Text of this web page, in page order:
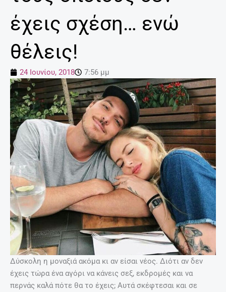
έχεις σχέση… ενώ
θέλεις!
24 Ιουνίου, 2018 7:56 μμ
Δύσκολη η μοναξιά ακόμα κι αν είσαι νέος. Διότι αν δεν
έχεις τώρα ένα αγόρι να κάνεις σεξ, εκδρομές και να
περνάς καλά πότε θα το έχεις; Αυτά σκέφτεσαι και σε